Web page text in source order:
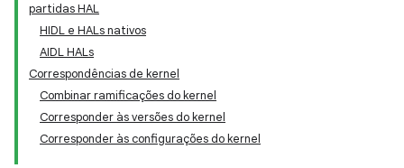
partidas HAL
HIDL e HALs nativos
AIDL HALs
Correspondências de kernel
Combinar ramificações do kernel
Corresponder às versões do kernel
Corresponder às configurações do kernel